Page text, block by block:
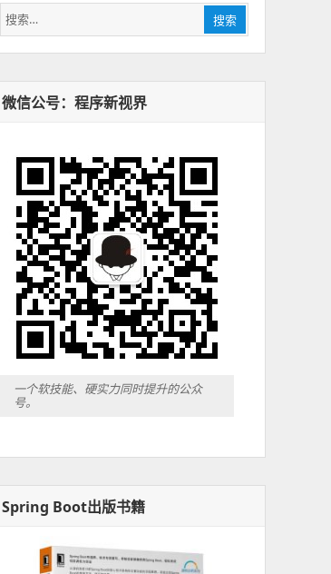
搜
索：
搜索
微信公号：程序新视界
一个软技能、硬实力同时提升的公众
号。
Spring Boot出版书籍